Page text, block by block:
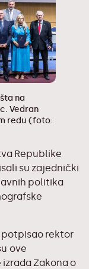
na
Vedran
redu (foto:
Republike
su zajednički
politika
potpisao rektor
ove
Zakona o